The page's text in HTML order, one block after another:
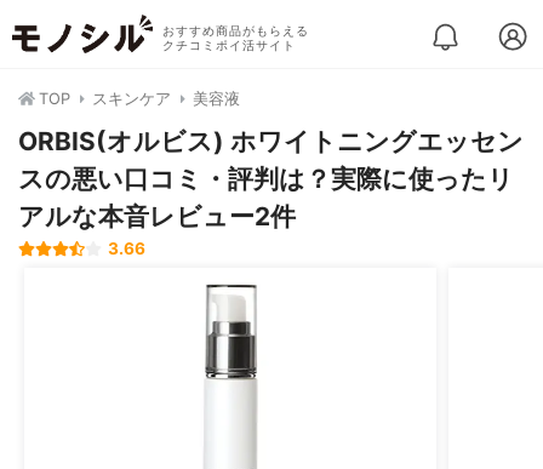
おすすめ商品がもらえる
クチコミポイ活サイト
TOP スキンケア 美容液
ORBIS(オルビス) ホワイトニングエッセン
スの悪い口コミ・評判は？実際に使ったリ
アルな本音レビュー2件
3.66